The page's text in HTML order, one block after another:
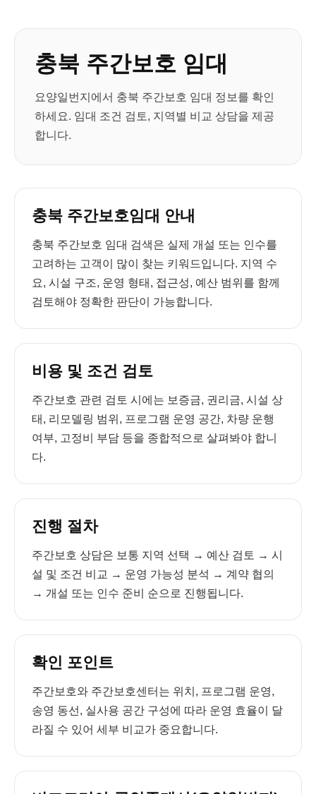
충북 주간보호 임대
요양일번지에서 충북 주간보호 임대 정보를 확인
하세요. 임대 조건 검토, 지역별 비교 상담을 제공
합니다.
충북 주간보호임대 안내
충북 주간보호 임대 검색은 실제 개설 또는 인수를
고려하는 고객이 많이 찾는 키워드입니다. 지역 수
요, 시설 구조, 운영 형태, 접근성, 예산 범위를 함께
검토해야 정확한 판단이 가능합니다.
비용 및 조건 검토
주간보호 관련 검토 시에는 보증금, 권리금, 시설 상
태, 리모델링 범위, 프로그램 운영 공간, 차량 운행
여부, 고정비 부담 등을 종합적으로 살펴봐야 합니
다.
진행 절차
주간보호 상담은 보통 지역 선택 → 예산 검토 → 시
설 및 조건 비교 → 운영 가능성 분석 → 계약 협의
→ 개설 또는 인수 준비 순으로 진행됩니다.
확인 포인트
주간보호와 주간보호센터는 위치, 프로그램 운영,
송영 동선, 실사용 공간 구성에 따라 운영 효율이 달
라질 수 있어 세부 비교가 중요합니다.